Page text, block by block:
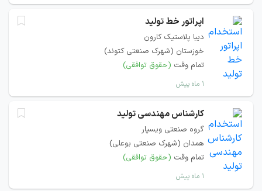
اپراتور خط تولید
دیبا پلاستیک کارون
خوزستان (شهرک صنعتی کتوند)
تمام وقت (حقوق توافقی)
۱ ماه پیش
کارشناس مهندسی تولید
گروه صنعتی ویسپار
همدان (شهرک صنعتی بوعلی)
تمام وقت (حقوق توافقی)
۱ ماه پیش